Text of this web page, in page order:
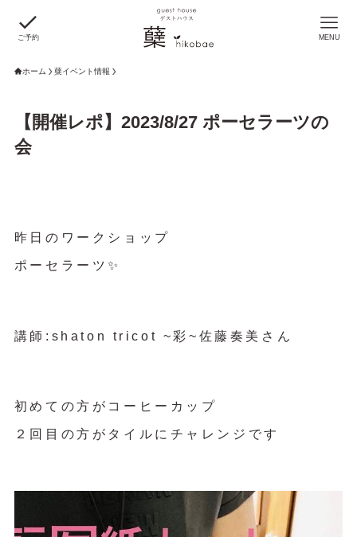
ご予約 MENU
ホーム 蘖イベント情報
【開催レポ】2023/8/27 ポーセラーツの
会
昨日のワークショップ
ポーセラーツ✨
講師:shaton tricot ~彩~佐藤奏美さん
初めての方がコーヒーカップ
２回目の方がタイルにチャレンジです